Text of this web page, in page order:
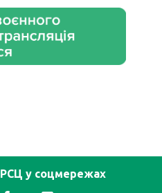
РСЦ у соцмережах